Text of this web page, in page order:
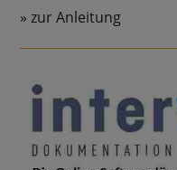
zur Anleitung